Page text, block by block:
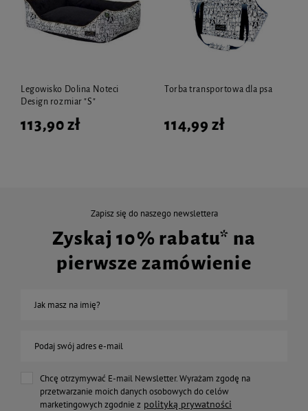
Legowisko Dolina Noteci
Design rozmiar "S"
113,90 zł
Torba transportowa dla psa
114,99 zł
Zapisz się do naszego newslettera
Zyskaj 10% rabatu* na
pierwsze zamówienie
Jak masz na imię?
Podaj swój adres e-mail
Chcę otrzymywać E-mail Newsletter. Wyrażam zgodę na
przetwarzanie moich danych osobowych do celów
marketingowych zgodnie z polityką prywatności